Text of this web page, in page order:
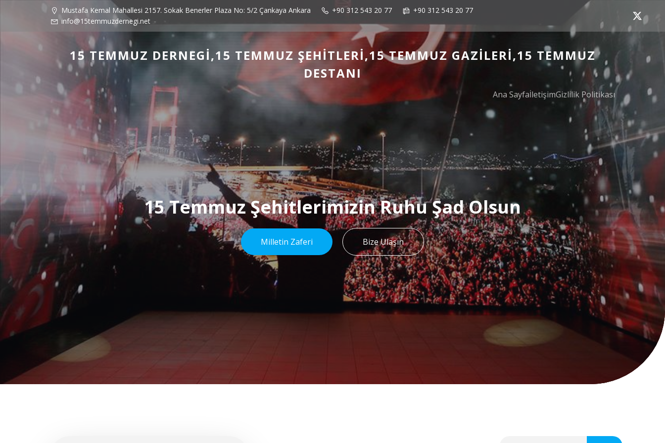
Mustafa Kemal Mahallesi 2157. Sokak Benerler Plaza No: 5/2 Çankaya Ankara +90 312 543 20 77
+90 312 543 20 77
info@15temmuzdernegi.net
15 TEMMUZ DERNEGI,15 TEMMUZ ŞEHITLERI,15 TEMMUZ GAZILERI,15 TEMMUZ
DESTANI
Ana SayfaİletişimGizlilik Politikası
15 Temmuz Şehitlerimizin Ruhu Şad Olsun
Milletin Zaferi Bize Ulaşın